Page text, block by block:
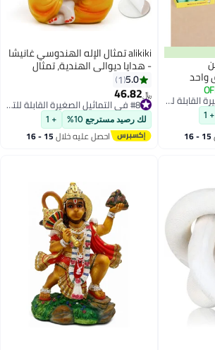
alikiki تمثال الإله الهندوسي غانيشا
- هدايا ديوالي الهندية، تمثال
غانيشا صغير لتزيين لوحة قيادة
السيارة، معبد الإله الهندي، مورتي،
غرفة التأمل، غرفة المذبح، ديكور،
هدية زفاف
5.0
﷼‏46.82
أقل سعر في 30 يوم
#8 في التماثيل الصغيرة القابلة للتجميع لك رصيد مسترجع 10% + 1
احصل عليه خلال 15 - 16